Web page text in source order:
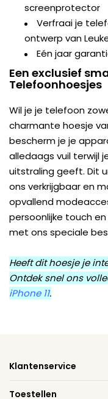
screenprotector
Verfraai je
ontwerp van
Eén jaar
Een exclusief
Telefoonhoesjes
Wil je je telefoon
charmante hoesje
bescherm je je
alledaags vuil terwijl
uitstraling geeft. Dit
ons verkrijgbaar en
opvallend
persoonlijke touch
met ons speciale
Heeft dit hoesje je
Ontdek snel ons
iPhone 11.
Klantenservice
Toestellen